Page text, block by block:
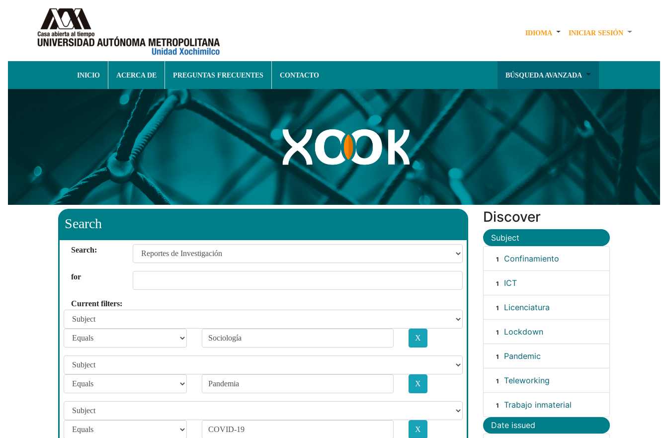
IDIOMA INICIAR SESIÓN
INICIO ACERCA DE PREGUNTAS FRECUENTES CONTACTO BÚSQUEDA AVANZADA
Search
Search:
for
Current filters:
Discover
Subject
1 Confinamiento
1 ICT
1 Licenciatura
1 Lockdown
1 Pandemic
1 Teleworking
1 Trabajo inmaterial
Date issued